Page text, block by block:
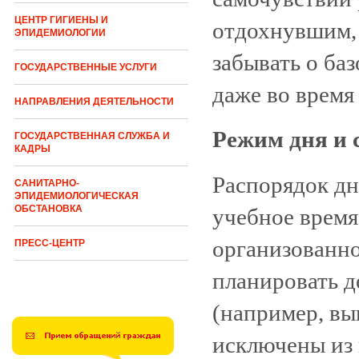
ЦЕНТР ГИГИЕНЫ И
ЭПИДЕМИОЛОГИИ
ГОСУДАРСТВЕННЫЕ УСЛУГИ
НАПРАВЛЕНИЯ ДЕЯТЕЛЬНОСТИ
ГОСУДАРСТВЕННАЯ СЛУЖБА И
КАДРЫ
САНИТАРНО-
ЭПИДЕМИОЛОГИЧЕСКАЯ
ОБСТАНОВКА
ПРЕСС-ЦЕНТР
забывать о
даже во
Режим дня и
Распорядок
учебное
планировать
(например,
исключены из